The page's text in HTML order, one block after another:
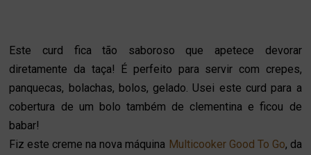
Este curd fica tão saboroso que apetece devorar
diretamente da taça! É perfeito para servir com crepes,
panquecas, bolachas, bolos, gelado. Usei este curd para a
cobertura de um bolo também de clementina e ficou de
babar!
Fiz este creme na nova máquina Multicooker Good To Go, da